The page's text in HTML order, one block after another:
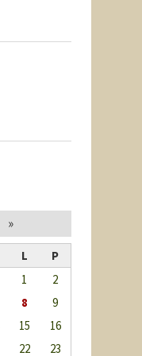
»
L
P
1
2
8
9
15
16
22
23